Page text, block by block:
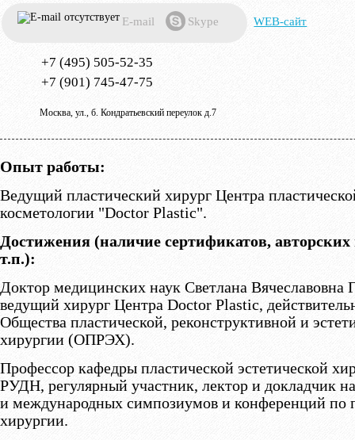
E-mail Skype WEB-сайт
+7 (495) 505-52-35
+7 (901) 745-47-75
Москва, ул., б. Кондратьевский переулок д.7
Опыт работы:
Ведущий пластический хирург Центра
косметологии "Doctor Plastic".
Достижения (наличие сертификатов, авторских
т.п.):
Доктор медицинских наук Светлана Вячеславовна
ведущий хирург Центра Doctor Plastic,
Общества пластической, реконструктивной и
хирургии (ОПРЭХ).
Профессор кафедры пластической эстетической
РУДН, регулярный участник, лектор и докладчик
и международных симпозиумов и конференций по
хирургии.